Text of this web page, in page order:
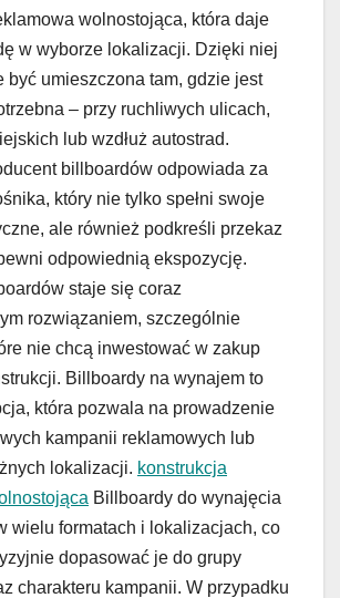
wolnostojąca, która daje
w wyborze lokalizacji. Dzięki niej
być umieszczona tam, gdzie jest
– przy ruchliwych ulicach,
lub wzdłuż autostrad.
billboardów odpowiada za
który nie tylko spełni swoje
ale również podkreśli przekaz
odpowiednią ekspozycję.
staje się coraz
rozwiązaniem, szczególnie
nie chcą inwestować w zakup
Billboardy na wynajem to
która pozwala na prowadzenie
kampanii reklamowych lub
lokalizacji. konstrukcja
Billboardy do wynajęcia
wielu formatach i lokalizacjach, co
dopasować je do grupy
charakteru kampanii. W przypadku